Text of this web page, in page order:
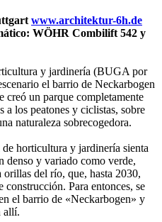
www.architektur-6h.de
WÖHR Combilift 542 y
y jardinería (BUGA por
el barrio de Neckarbogen
creó un parque completamente
a los peatones y ciclistas, sobre
naturaleza sobrecogedora.
horticultura y jardinería sienta
denso y variado como verde,
del río, que, hasta 2030,
construcción. Para entonces, se
el barrio de «Neckarbogen» y
allí.